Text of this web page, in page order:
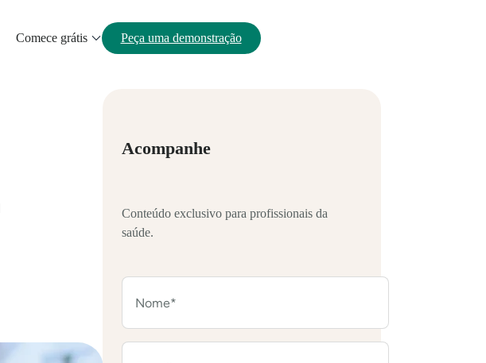
Comece grátis Peça uma demonstração
Acompanhe
Conteúdo exclusivo para profissionais da
saúde.